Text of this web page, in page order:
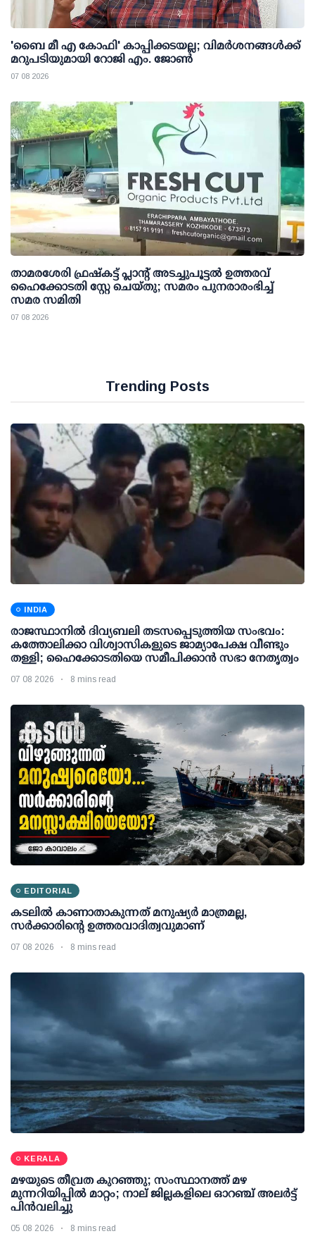
'ബൈ മീ എ കോഫി' കാപ്പിക്കടയല്ല; വിമര്‍ശനങ്ങള്‍ക്ക്
മറുപടിയുമായി റോജി എം. ജോണ്‍
07 08 2026
താമരശേരി ഫ്രഷ്കട്ട് പ്ലാന്റ് അടച്ചുപൂട്ടൽ ഉത്തരവ്
ഹൈക്കോടതി സ്റ്റേ ചെയ്തു; സമരം പുനരാരംഭിച്ച്
സമര സമിതി
07 08 2026
Trending Posts
INDIA
രാജസ്ഥാനിൽ ദിവ്യബലി തടസപ്പെടുത്തിയ സംഭവം:
കത്തോലിക്കാ വിശ്വാസികളുടെ ജാമ്യാപേക്ഷ വീണ്ടും
തള്ളി; ഹൈക്കോടതിയെ സമീപിക്കാൻ സഭാ നേതൃത്വം
07 08 2026 8 mins read
EDITORIAL
കടലിൽ കാണാതാകുന്നത് മനുഷ്യർ മാത്രമല്ല,
സർക്കാരിന്റെ ഉത്തരവാദിത്വവുമാണ്
07 08 2026 8 mins read
KERALA
മഴയുടെ തീവ്രത കുറഞ്ഞു; സംസ്ഥാനത്ത് മഴ
മുന്നറിയിപ്പിൽ മാറ്റം; നാല് ജില്ലകളിലെ ഓറഞ്ച് അലർട്ട്
പിൻവലിച്ചു
05 08 2026 8 mins read